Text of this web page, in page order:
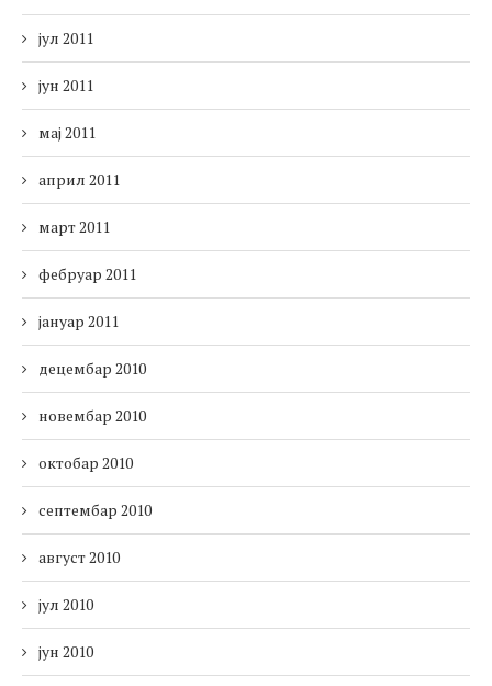
јул 2011
јун 2011
мај 2011
април 2011
март 2011
фебруар 2011
јануар 2011
децембар 2010
новембар 2010
октобар 2010
септембар 2010
август 2010
јул 2010
јун 2010